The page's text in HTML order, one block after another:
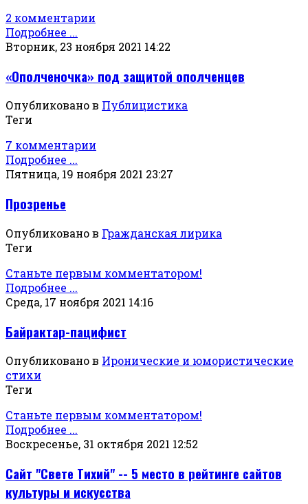
2 комментарии
Подробнее ...
Вторник, 23 ноября 2021 14:22
«Ополченочка» под защитой ополченцев
Опубликовано в Публицистика
Теги
7 комментарии
Подробнее ...
Пятница, 19 ноября 2021 23:27
Прозренье
Опубликовано в Гражданская лирика
Теги
Станьте первым комментатором!
Подробнее ...
Среда, 17 ноября 2021 14:16
Байрактар-пацифист
Опубликовано в Иронические и юмористические
стихи
Теги
Станьте первым комментатором!
Подробнее ...
Воскресенье, 31 октября 2021 12:52
Сайт "Свете Тихий" -- 5 место в рейтинге сайтов
культуры и искусства